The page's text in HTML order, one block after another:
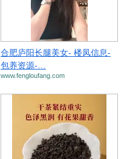
合肥庐阳长腿美女- 楼凤信息-
包养资源-…
www.fengloufang.com